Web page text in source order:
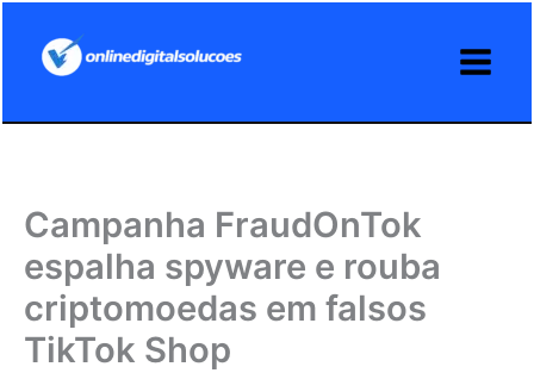
Campanha FraudOnTok
espalha spyware e rouba
criptomoedas em falsos
TikTok Shop